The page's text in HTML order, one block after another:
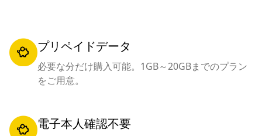
プリペイドデータ
必要な分だけ購入可能。1GB～20GBまでのプラン
をご用意。
電子本人確認不要